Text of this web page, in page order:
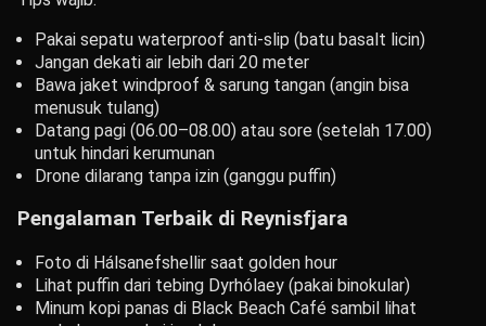
Pakai sepatu waterproof anti-slip (batu basalt licin)
Jangan dekati air lebih dari 20 meter
Bawa jaket windproof & sarung tangan (angin bisa
menusuk tulang)
Datang pagi (06.00–08.00) atau sore (setelah 17.00)
untuk hindari kerumunan
Drone dilarang tanpa izin (ganggu puffin)
Pengalaman Terbaik di Reynisfjara
Foto di Hálsanefshellir saat golden hour
Lihat puffin dari tebing Dyrhólaey (pakai binokular)
Minum kopi panas di Black Beach Café sambil lihat